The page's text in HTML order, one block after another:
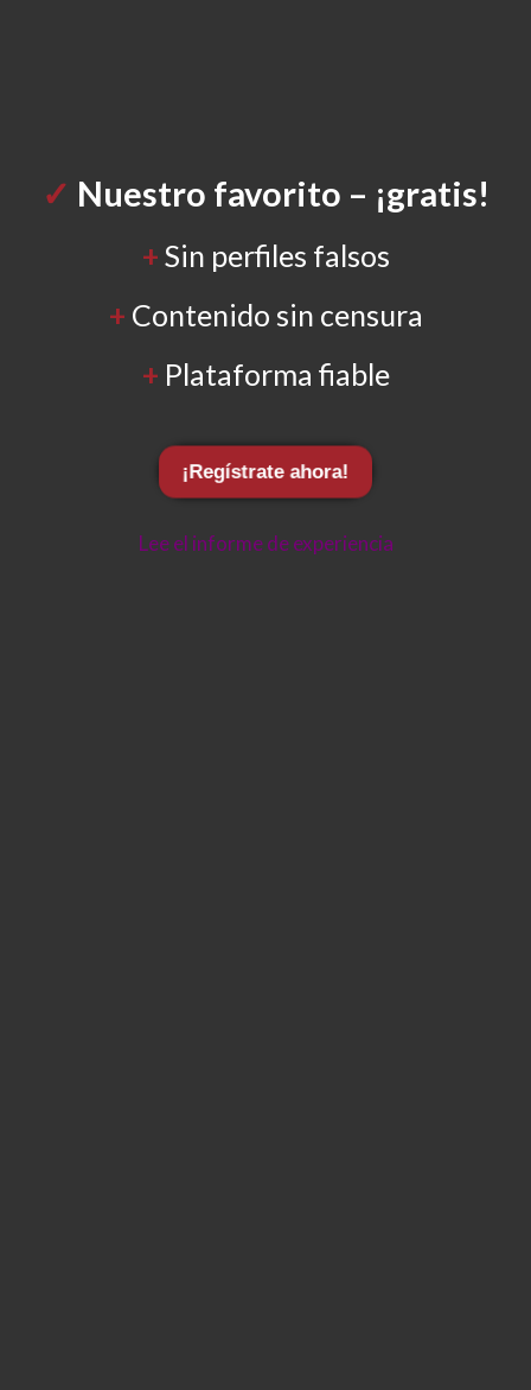
✓ Nuestro favorito – ¡gratis!
+ Sin perfiles falsos
+ Contenido sin censura
+ Plataforma fiable
¡Regístrate ahora!
Lee el informe de experiencia